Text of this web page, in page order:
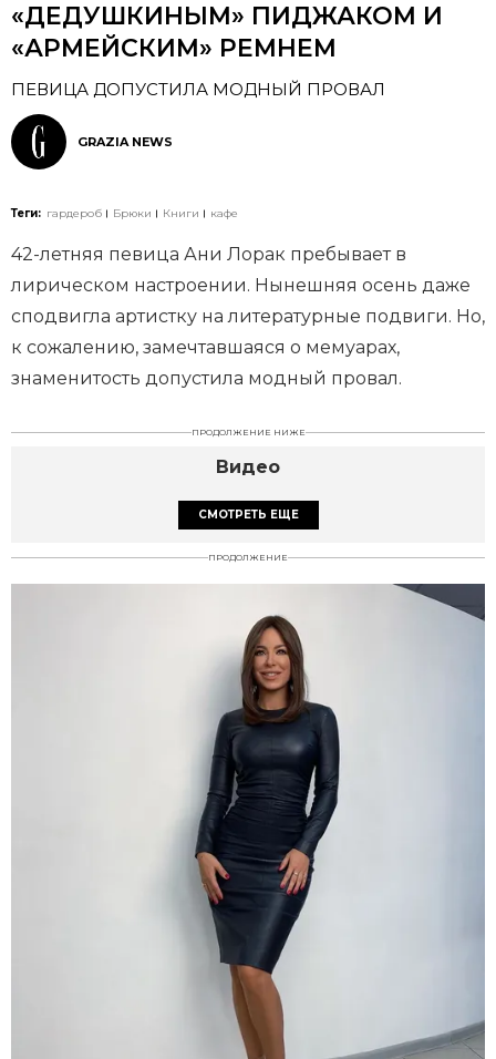
«ДЕДУШКИНЫМ» ПИДЖАКОМ И
«АРМЕЙСКИМ» РЕМНЕМ
ПЕВИЦА ДОПУСТИЛА МОДНЫЙ ПРОВАЛ
GRAZIA NEWS
Теги: гардероб Брюки Книги кафе
42-летняя певица Ани Лорак пребывает в
лирическом настроении. Нынешняя осень даже
сподвигла артистку на литературные подвиги. Но,
к сожалению, замечтавшаяся о мемуарах,
знаменитость допустила модный провал.
ПРОДОЛЖЕНИЕ НИЖЕ
Видео
СМОТРЕТЬ ЕЩЕ
ПРОДОЛЖЕНИЕ